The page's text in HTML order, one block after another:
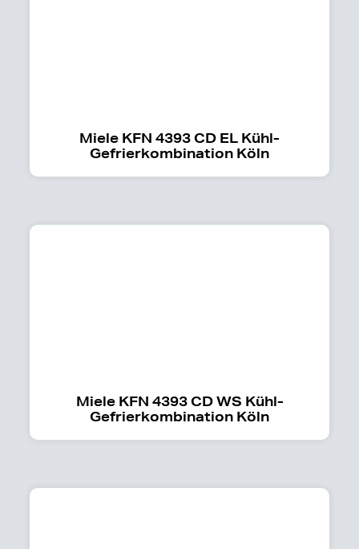
Miele KFN 4393 CD EL Kühl-
Gefrierkombination Köln
Miele KFN 4393 CD WS Kühl-
Gefrierkombination Köln